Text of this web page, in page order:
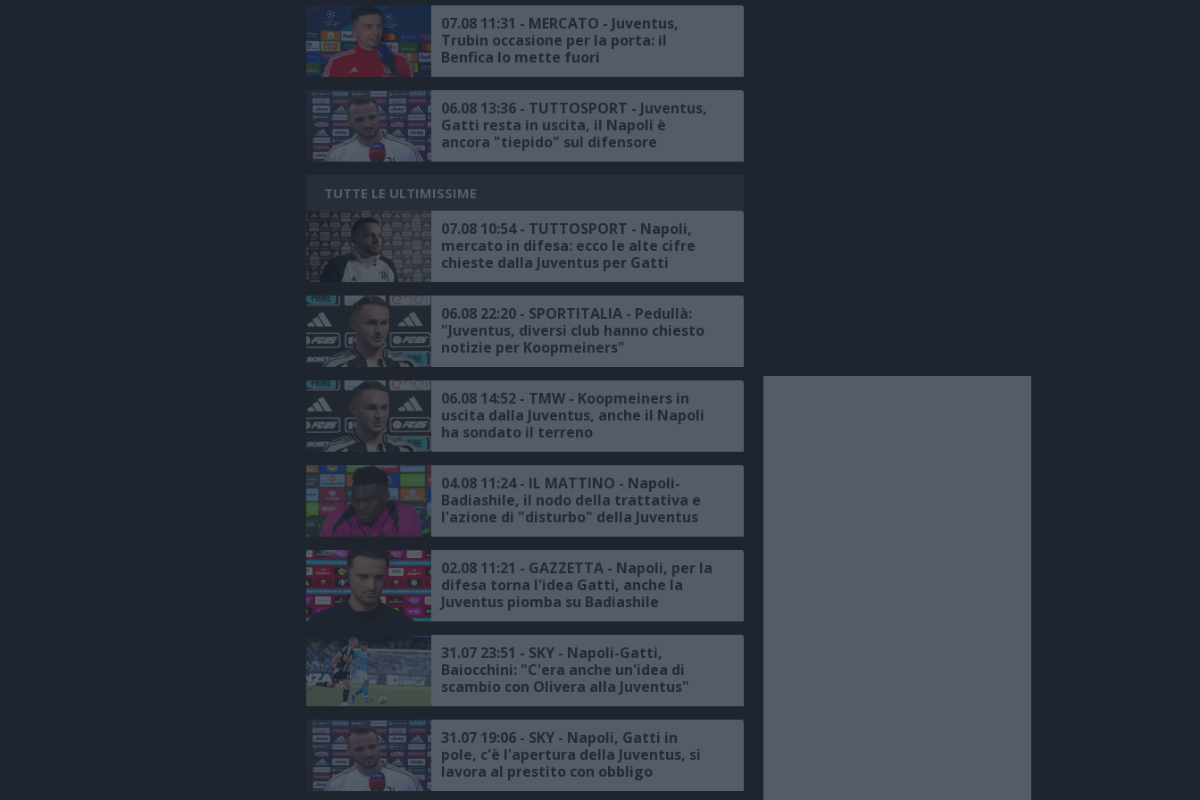
07.08 11:31 - MERCATO - Juventus,
Trubin occasione per la porta: il
Benfica lo mette fuori
06.08 13:36 - TUTTOSPORT - Juventus,
Gatti resta in uscita, il Napoli è
ancora "tiepido" sul difensore
TUTTE LE ULTIMISSIME
07.08 10:54 - TUTTOSPORT - Napoli,
mercato in difesa: ecco le alte cifre
chieste dalla Juventus per Gatti
06.08 22:20 - SPORTITALIA - Pedullà:
"Juventus, diversi club hanno chiesto
notizie per Koopmeiners"
06.08 14:52 - TMW - Koopmeiners in
uscita dalla Juventus, anche il Napoli
ha sondato il terreno
04.08 11:24 - IL MATTINO - Napoli-
Badiashile, il nodo della trattativa e
l'azione di "disturbo" della Juventus
02.08 11:21 - GAZZETTA - Napoli, per la
difesa torna l'idea Gatti, anche la
Juventus piomba su Badiashile
31.07 23:51 - SKY - Napoli-Gatti,
Baiocchini: "C'era anche un'idea di
scambio con Olivera alla Juventus"
31.07 19:06 - SKY - Napoli, Gatti in
pole, c'è l'apertura della Juventus, si
lavora al prestito con obbligo